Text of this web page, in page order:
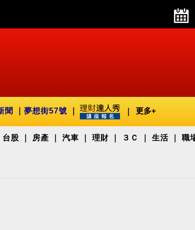
聞 夢想街57號 更多+
台股 房產 汽車 理財 ３Ｃ 生活 職